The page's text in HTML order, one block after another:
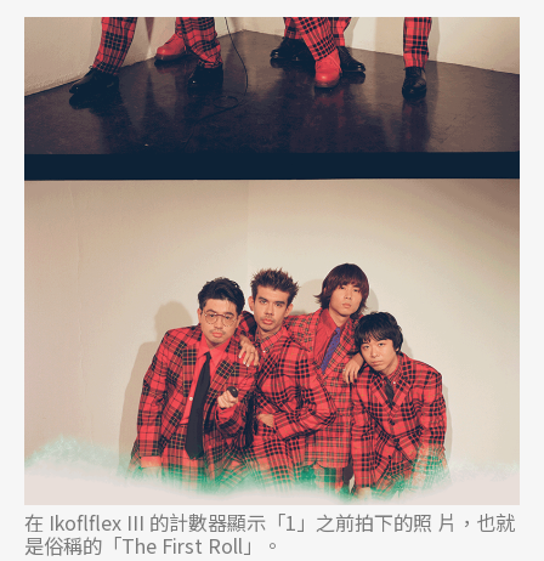
在 Ikoflflex III 的計數器顯示「1」之前拍下的照 片，也就
是俗稱的「The First Roll」。